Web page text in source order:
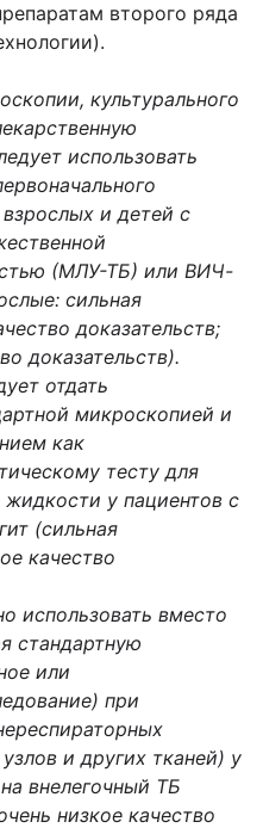
второго ряда
культурального
использовать
и детей с
(МЛУ-ТБ) или ВИЧ-
сильная
доказательств;
доказательств).
отдать
микроскопией и
как
тесту для
у пациентов с
(сильная
качество
использовать вместо
стандартную
или
при
и других тканей) у
внелегочный ТБ
низкое качество